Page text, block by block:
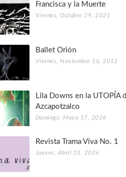
Francisca y la Muerte
Viernes, Octubre 29, 2021
Ballet Orión
Viernes, Noviembre 16, 2012
Lila Downs en la UTOPÍA
Azcapotzalco
Domingo, Mayo 17, 2026
Revista Trama Viva No. 1
Jueves, Abril 23, 2026